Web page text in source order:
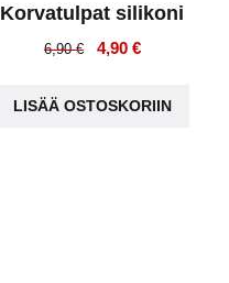
Korvatulpat silikoni
6,90€
Alkuperäinen
oli:
4,90 €Nykyinen
on:
LISÄÄ OSTOSKORIIN